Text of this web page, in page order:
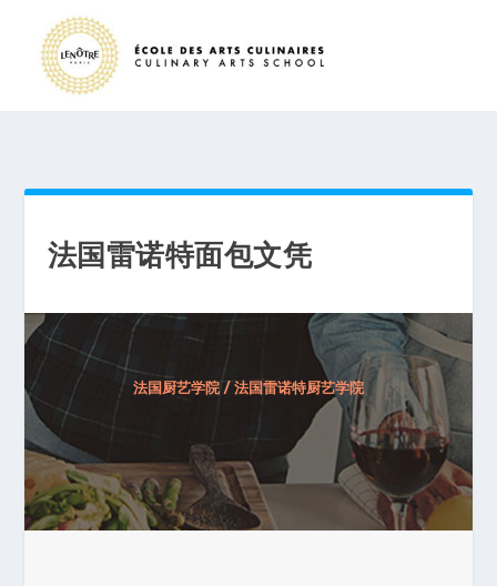
法国雷诺特面包文凭
法国厨艺学院/法国雷诺特厨艺学院